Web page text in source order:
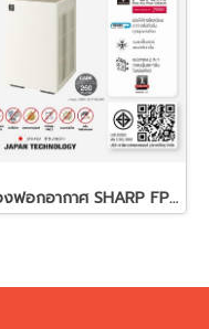
เครื่องฟอกอากาศ SHARP FP-S40B (30 ตร.ม.)